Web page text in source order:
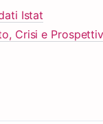
Istat
Crisi e